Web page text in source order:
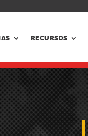
RECURSOS